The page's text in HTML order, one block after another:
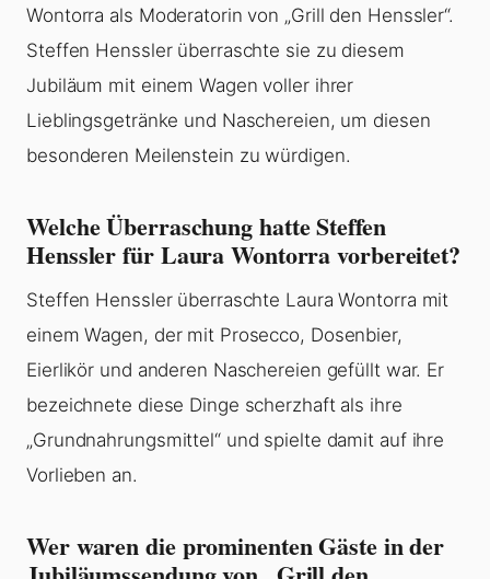
Wontorra als Moderatorin von „Grill den Henssler“.
Steffen Henssler überraschte sie zu diesem
Jubiläum mit einem Wagen voller ihrer
Lieblingsgetränke und Naschereien, um diesen
besonderen Meilenstein zu würdigen.
Welche Überraschung hatte Steffen
Henssler für Laura Wontorra vorbereitet?
Steffen Henssler überraschte Laura Wontorra mit
einem Wagen, der mit Prosecco, Dosenbier,
Eierlikör und anderen Naschereien gefüllt war. Er
bezeichnete diese Dinge scherzhaft als ihre
„Grundnahrungsmittel“ und spielte damit auf ihre
Vorlieben an.
Wer waren die prominenten Gäste in der